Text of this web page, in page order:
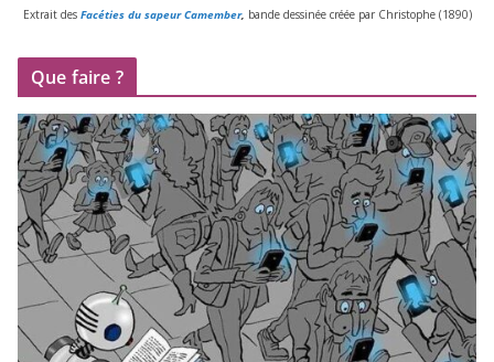
Extrait desFacéties du sapeur Camember, bande des­si­née créée par Christophe (1890)
Que faire ?